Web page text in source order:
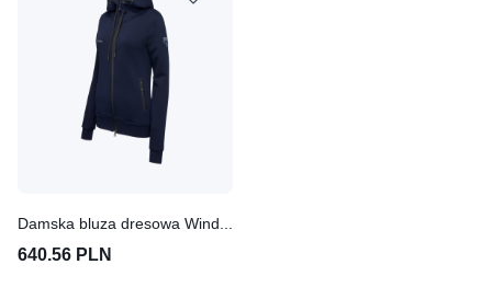
Damska bluza dresowa Winderen Basic Zip-up Jumping
640.56 PLN